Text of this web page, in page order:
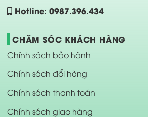
Hotline: 0987.396.434
CHĂM SÓC KHÁCH HÀNG
Chính sách bảo hành
Chính sách đổi hàng
Chính sách thanh toán
Chính sách giao hàng